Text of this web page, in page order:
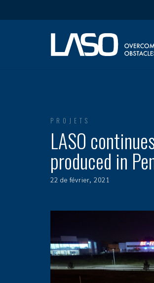
PROJETS
LASO
produced in
22 de février, 2021